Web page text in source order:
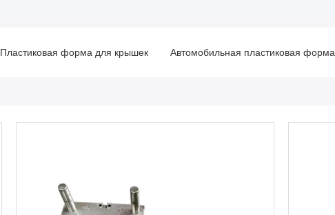
Пластиковая форма для крышек Автомобильная пластиковая форма